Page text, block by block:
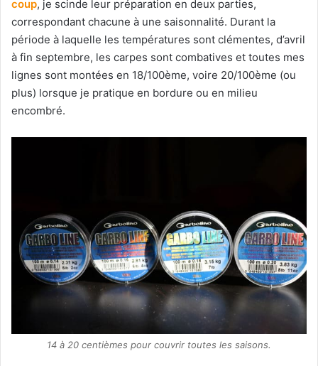
coup, je scinde leur préparation en deux parties,
correspondant chacune à une saisonnalité. Durant la
période à laquelle les températures sont clémentes, d’avril
à fin septembre, les carpes sont combatives et toutes mes
lignes sont montées en 18/100ème, voire 20/100ème (ou
plus) lorsque je pratique en bordure ou en milieu
encombré.
14 à 20 centièmes pour couvrir toutes les saisons.